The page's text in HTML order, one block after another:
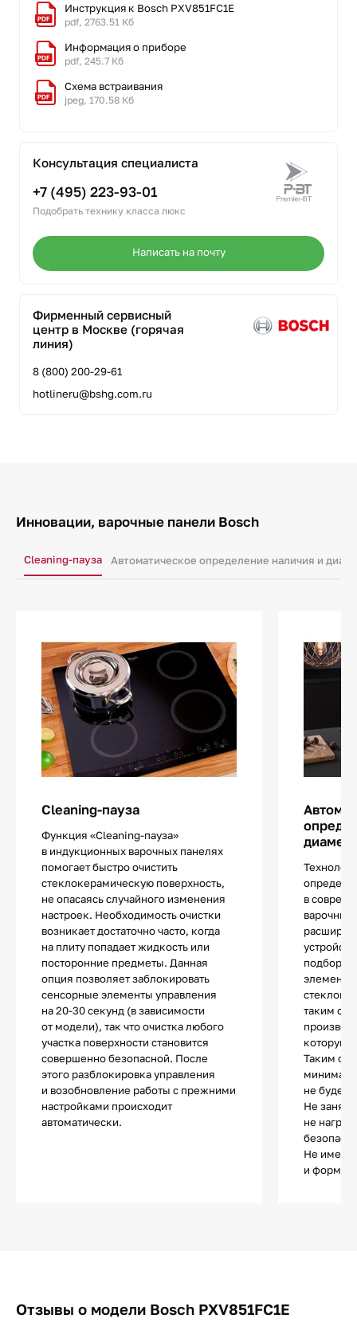
Инструкция к Bosch PXV851FC1E
pdf, 2763.51 Кб
Информация о приборе
pdf, 245.7 Кб
Схема встраивания
jpeg, 170.58 Кб
Консультация специалиста
+7 (495) 223-93-01
Подобрать технику класса люкс
Написать на почту
Фирменный сервисный
центр в Москве (горячая
линия)
8 (800) 200-29-61
hotlineru@bshg.com.ru
Инновации, варочные панели Bosch
Cleaning-пауза Автоматическое определение наличия и
Cleaning-пауза
Функция «Cleaning-пауза»
в индукционных варочных панелях
помогает быстро очистить
стеклокерамическую поверхность,
не опасаясь случайного изменения
настроек. Необходимость очистки
возникает достаточно часто, когда
на плиту попадает жидкость или
посторонние предметы. Данная
опция позволяет заблокировать
сенсорные элементы управления
на 20-30 секунд (в зависимости
от модели), так что очистка любого
участка поверхности становится
совершенно безопасной. После
этого разблокировка управления
и возобновление работы с прежними
настройками происходит
автоматически.
в
варочных
подбор
элементы
таким
которую
Таким
не будет
Не
не
Не имеет
и форма
Отзывы о модели Bosch PXV851FC1E